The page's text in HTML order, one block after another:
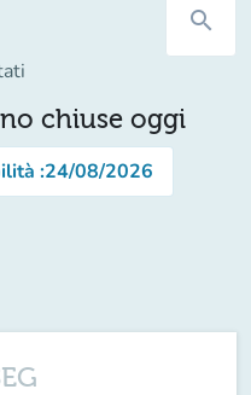
search
chiuse oggi
:24/08/2026